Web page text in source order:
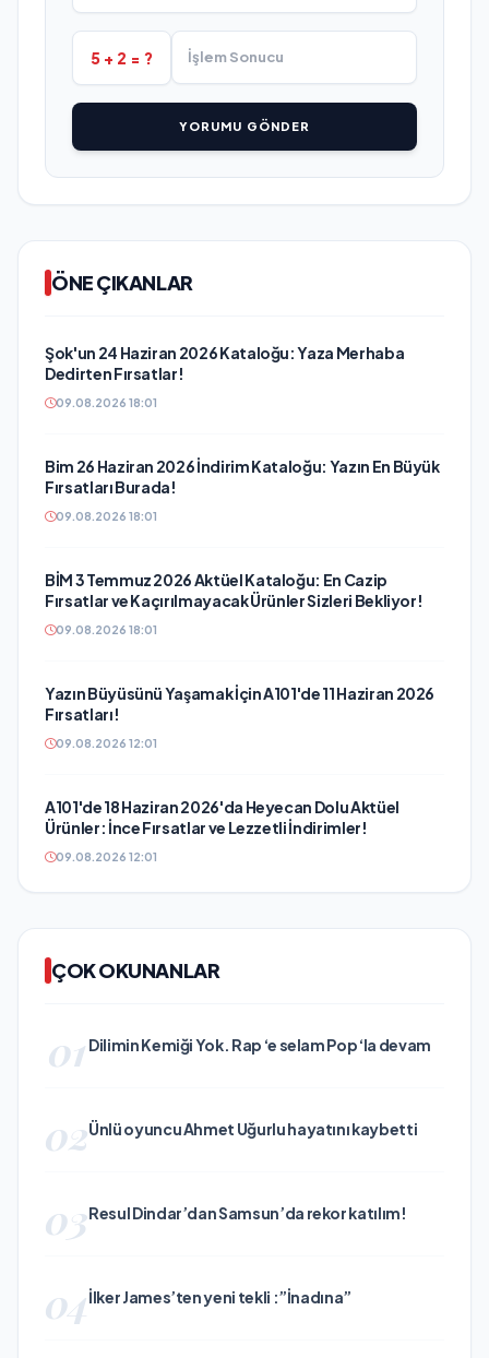
5 + 2 = ?
YORUMU GÖNDER
ÖNE ÇIKANLAR
Şok'un 24 Haziran 2026 Kataloğu: Yaza Merhaba
Dedirten Fırsatlar!
09.08.2026 18:01
Bim 26 Haziran 2026 İndirim Kataloğu: Yazın En Büyük
Fırsatları Burada!
09.08.2026 18:01
BİM 3 Temmuz 2026 Aktüel Kataloğu: En Cazip
Fırsatlar ve Kaçırılmayacak Ürünler Sizleri Bekliyor!
09.08.2026 18:01
Yazın Büyüsünü Yaşamak İçin A101'de 11 Haziran 2026
Fırsatları!
09.08.2026 12:01
A101'de 18 Haziran 2026'da Heyecan Dolu Aktüel
Ürünler: İnce Fırsatlar ve Lezzetli İndirimler!
09.08.2026 12:01
ÇOK OKUNANLAR
01 Dilimin Kemiği Yok. Rap ‘e selam Pop ‘la devam
02Ünlü oyuncu Ahmet Uğurlu hayatını kaybetti
03Resul Dindar’dan Samsun’da rekor katılım!
04İlker James’ten yeni tekli :”İnadına”